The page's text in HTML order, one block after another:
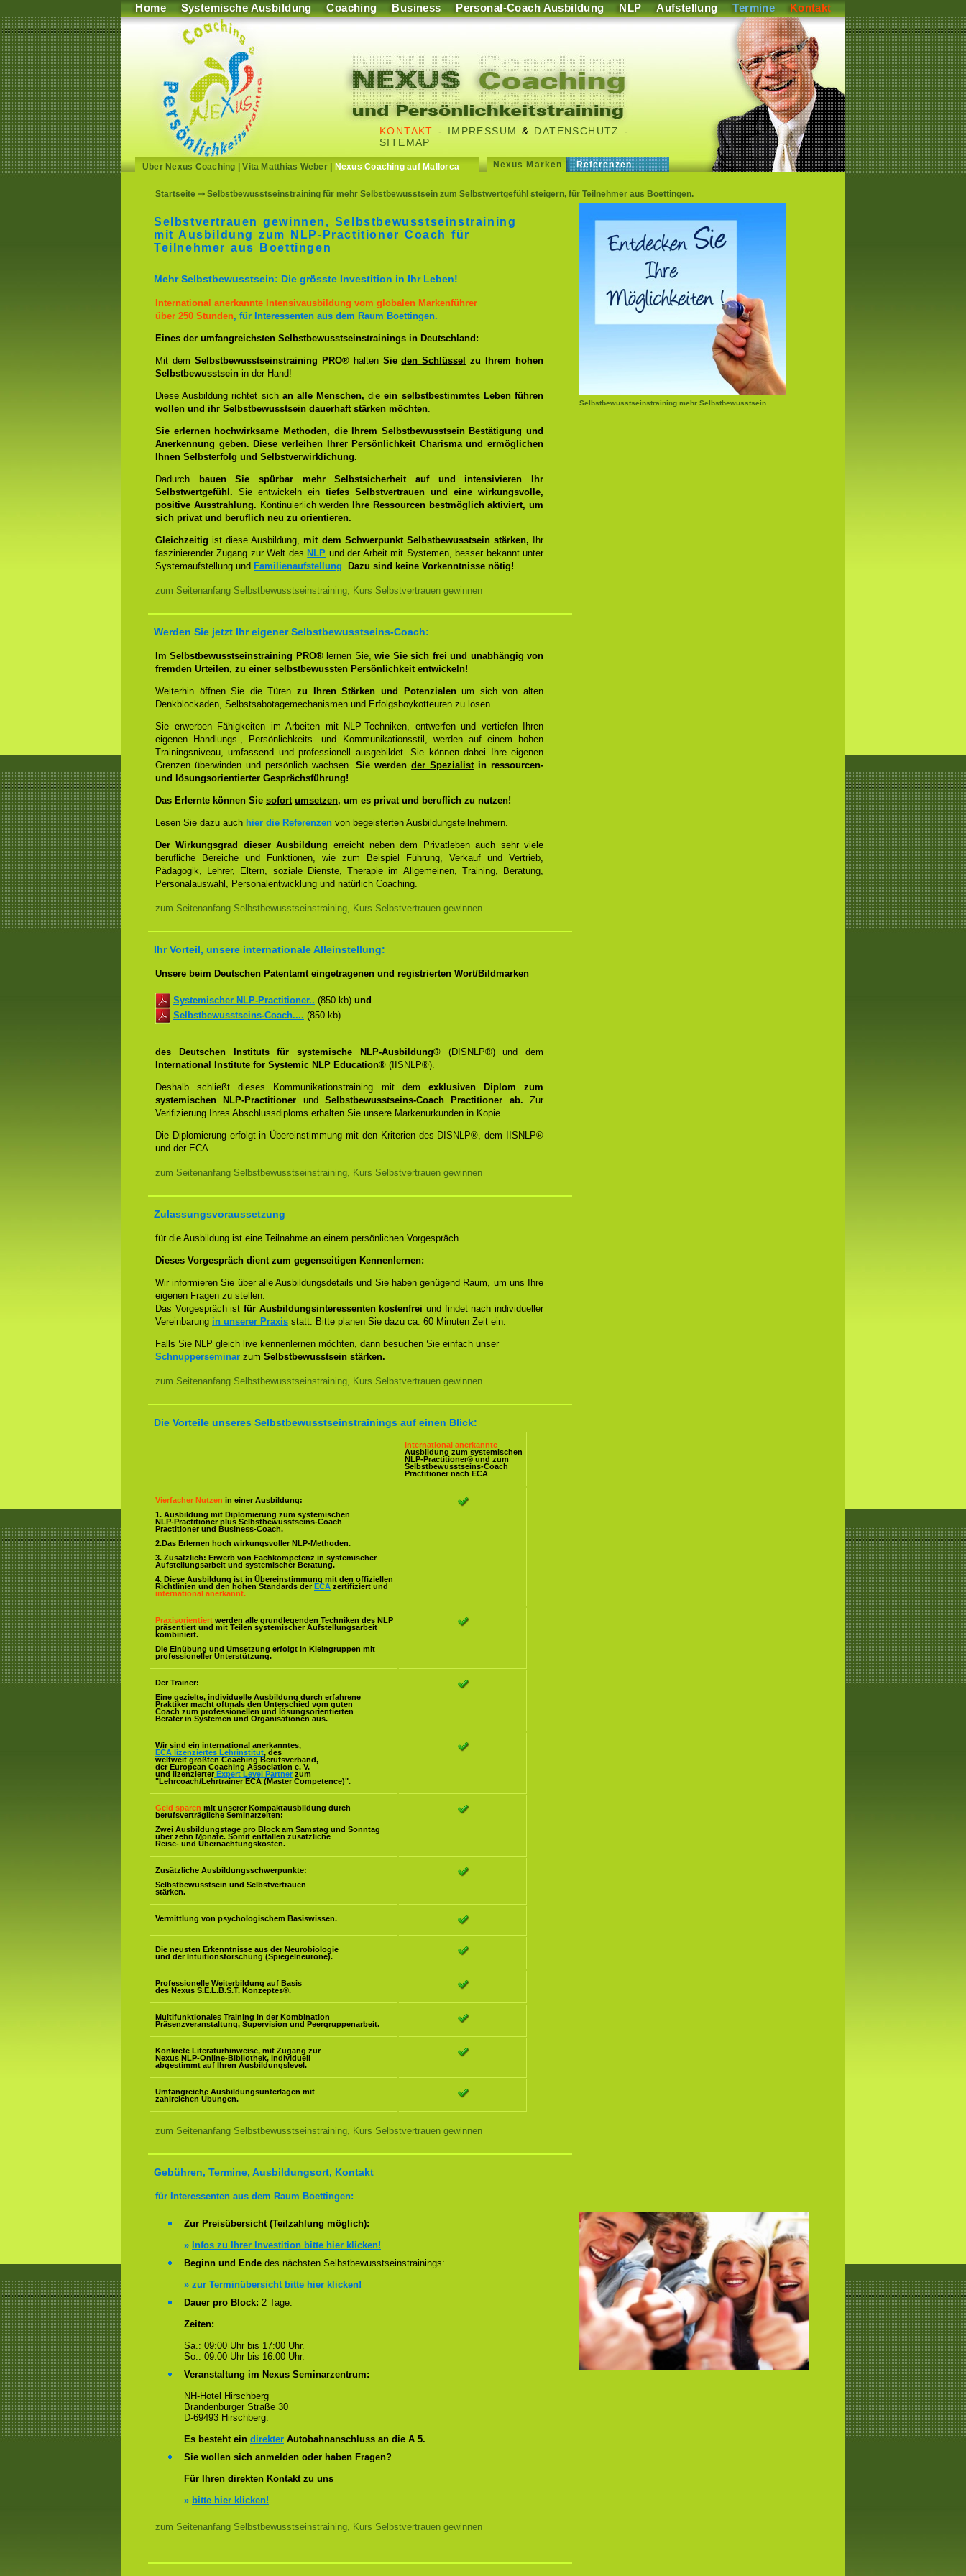
Home Systemische Ausbildung Coaching Business Personal-Coach Ausbildung NLP Aufstellung Termine Kontakt
KONTAKT - IMPRESSUM & DATENSCHUTZ
-
SITEMAP
Über Nexus Coaching |Vita Matthias Weber| Nexus Coaching auf Mallorca Nexus Marken Referenzen
Startseite ⇒ Selbstbewusstseinstraining für mehr Selbstbewusstsein zum Selbstwertgefühl steigern, für Teilnehmer aus Boettingen.
Selbstbewusstseinstraining mehr Selbstbewusstsein
Selbstvertrauen gewinnen, Selbstbewusstseinstraining
mit Ausbildung zum NLP-Practitioner Coach für
Teilnehmer aus Boettingen
Mehr Selbstbewusstsein: Die grösste Investition in Ihr Leben!
International anerkannte Intensivausbildung vom globalen Markenführer
über 250 Stunden, für Interessenten aus dem Raum Boettingen.
Eines der umfangreichsten Selbstbewusstseinstrainings in Deutschland:
Mit dem Selbstbewusstseinstraining PRO®haltenSieden Schlüssel
zu Ihrem hohen
Selbstbewusstsein in der Hand!
Diese Ausbildung richtet sich an alle Menschen, dieein selbstbestimmtes Leben führen
wollen und ihr Selbstbewusstsein dauerhaftstärken möchten.
Sie erlernen hochwirksame Methoden, die Ihrem Selbstbewusstsein Bestätigung und
Anerkennung geben. Diese verleihen Ihrer Persönlichkeit Charisma und ermöglichen
Ihnen Selbsterfolg und Selbstverwirklichung.
Dadurch
bauen Sie spürbar mehr Selbstsicherheit auf und intensivieren Ihr
Selbstwertgefühl. Sie entwickeln ein tiefes Selbstvertrauen und eine wirkungsvolle,
positive Ausstrahlung. Kontinuierlich werden
Ihre Ressourcen bestmöglich aktiviert, um
sich privat und beruflich neu zu orientieren.
Gleichzeitigist diese Ausbildung, mit dem Schwerpunkt Selbstbewusstsein stärken, Ihr
faszinierender Zugang zur Welt des NLP und der Arbeit mit Systemen, besser bekannt unter
Systemaufstellung und Familienaufstellung. Dazu sind keine Vorkenntnisse nötig!
zum Seitenanfang Selbstbewusstseinstraining, Kurs Selbstvertrauen gewinnen
Werden Sie jetzt Ihr eigener Selbstbewusstseins-Coach:
Im Selbstbewusstseinstraining PRO® lernen Sie,wie Sie sich frei und unabhängig von
fremden Urteilen, zu einer selbstbewussten Persönlichkeit entwickeln!
Weiterhin öffnen Sie die Türenzu Ihren Stärken und Potenzialenum sich von alten
Denkblockaden, Selbstsabotagemechanismen und Erfolgsboykotteuren zu lösen.
Sie erwerben Fähigkeiten im Arbeiten mit NLP-Techniken, entwerfen und vertiefen Ihren
eigenen Handlungs-, Persönlichkeits- und Kommunikationsstil, werden auf einem hohen
Trainingsniveau, umfassend und professionell ausgebildet. Sie können dabei Ihre eigenen
Grenzen überwinden und persönlich wachsen. Sie werden der Spezialistin ressourcen-
und lösungsorientierter Gesprächsführung!
Das Erlernte können Sie sofort umsetzen, um es privat und beruflich zu nutzen!
Lesen Sie dazu auch hier die Referenzen von begeisterten Ausbildungsteilnehmern.
Der Wirkungsgrad dieser Ausbildung erreicht neben dem Privatleben auch sehr viele
berufliche Bereiche und Funktionen, wie zum Beispiel Führung, Verkauf und Vertrieb,
Pädagogik, Lehrer, Eltern, soziale Dienste, Therapie im Allgemeinen, Training, Beratung,
Personalauswahl, Personalentwicklung und natürlich Coaching.
zum Seitenanfang Selbstbewusstseinstraining, Kurs Selbstvertrauen gewinnen
Ihr Vorteil, unsere internationale Alleinstellung:
Unsere beim Deutschen Patentamt eingetragenen und registrierten Wort/Bildmarken
Systemischer NLP-Practitioner.. (850 kb) und
Selbstbewusstseins-Coach.... (850 kb).
des Deutschen Instituts für systemische NLP-Ausbildung®(DISNLP®) und dem
International Institute for Systemic NLP Education® (IISNLP®).
Deshalb schließt dieses Kommunikationstraining mit dem exklusiven Diplom zum
systemischen NLP-Practitioner undSelbstbewusstseins-Coach Practitioner ab.Zur
Verifizierung Ihres Abschlussdiploms erhalten Sie unsere Markenurkunden in Kopie.
Die Diplomierung erfolgt in Übereinstimmung mit den Kriterien des DISNLP®, dem IISNLP®
und der ECA.
zum Seitenanfang Selbstbewusstseinstraining, Kurs Selbstvertrauen gewinnen
Zulassungsvoraussetzung
für die Ausbildung ist eine Teilnahme an einem persönlichen Vorgespräch.
Dieses Vorgespräch dient zum gegenseitigen Kennenlernen:
Wir informieren Sie über alle Ausbildungsdetails und Sie haben genügend Raum, um uns Ihre
eigenen Fragen zu stellen.
Das Vorgespräch ist für Ausbildungsinteressenten kostenfrei und findet nach individueller
Vereinbarung in unserer Praxis statt. Bitte planen Sie dazu ca. 60 Minuten Zeit ein.
Falls Sie NLP gleich live kennenlernen möchten, dann besuchen Sie einfach unser
Schnupperseminar zum Selbstbewusstsein stärken.
zum Seitenanfang Selbstbewusstseinstraining, Kurs Selbstvertrauen gewinnen
Die Vorteile unseres Selbstbewusstseinstrainings auf einen Blick:
International anerkannte
Ausbildung zum systemischen
NLP-Practitioner® und zum
Selbstbewusstseins-Coach
Practitioner nach ECA
Vierfacher Nutzen in einer Ausbildung:
1. Ausbildung mit Diplomierung zum systemischen
NLP-Practitioner plus Selbstbewusstseins-Coach
Practitioner und Business-Coach.
2.Das Erlernen hoch wirkungsvoller NLP-Methoden.
3. Zusätzlich: Erwerb von Fachkompetenz in systemischer
Aufstellungsarbeit und systemischer Beratung.
4. Diese Ausbildung ist in Übereinstimmung mit den offiziellen
Richtlinien und den hohen Standards der ECA zertifiziert und
international anerkannt.
Praxisorientiert werden alle grundlegenden Techniken des NLP
präsentiert und mit Teilen systemischer Aufstellungsarbeit
kombiniert.
Die Einübung und Umsetzung erfolgt in Kleingruppen mit
professioneller Unterstützung.
Der Trainer:
Eine gezielte, individuelle Ausbildung durch erfahrene
Praktiker macht oftmals den Unterschied vom guten
Coach zum professionellen und lösungsorientierten
Berater in Systemen und Organisationen aus.
Wir sind ein international anerkanntes,
ECA lizenziertes Lehrinstitut, des
weltweit größten Coaching Berufsverband,
der European Coaching Association e. V.
und lizenzierter Expert Level Partner zum
"Lehrcoach/Lehrtrainer ECA (Master Competence)".
Geld sparen mit unserer Kompaktausbildung durch
berufsverträgliche Seminarzeiten:
Zwei Ausbildungstage pro Block am Samstag und Sonntag
über zehn Monate. Somit entfallen zusätzliche
Reise- und Übernachtungskosten.
Zusätzliche Ausbildungsschwerpunkte:
Selbstbewusstsein und Selbstvertrauen
stärken.
Vermittlung von psychologischem Basiswissen.
Die neusten Erkenntnisse aus der Neurobiologie
und der Intuitionsforschung (Spiegelneurone).
Professionelle Weiterbildung auf Basis
des Nexus S.E.L.B.S.T. Konzeptes®.
Multifunktionales Training in der Kombination
Präsenzveranstaltung, Supervision und Peergruppenarbeit.
Konkrete Literaturhinweise, mit Zugang zur
Nexus NLP-Online-Bibliothek, individuell
abgestimmt auf Ihren Ausbildungslevel.
Umfangreiche Ausbildungsunterlagen mit
zahlreichen Übungen.
zum Seitenanfang Selbstbewusstseinstraining, Kurs Selbstvertrauen gewinnen
Gebühren, Termine, Ausbildungsort, Kontakt
für Interessenten aus dem Raum Boettingen:
Zur Preisübersicht (Teilzahlung möglich):
» Infos zu Ihrer Investition bitte hier klicken!
Beginn und Ende des nächsten Selbstbewusstseinstrainings:
» zur Terminübersicht bitte hier klicken!
Dauer pro Block: 2 Tage.
Zeiten:
Sa.: 09:00 Uhr bis 17:00 Uhr.
So.: 09:00 Uhr bis 16:00 Uhr.
Veranstaltung im Nexus Seminarzentrum:
NH-Hotel Hirschberg
Brandenburger Straße 30
D-69493 Hirschberg.
Es besteht ein direkter Autobahnanschluss an die A 5.
Sie wollen sich anmelden oder haben Fragen?
Für Ihren direkten Kontakt zu uns
» bitte hier klicken!
zum Seitenanfang Selbstbewusstseinstraining, Kurs Selbstvertrauen gewinnen